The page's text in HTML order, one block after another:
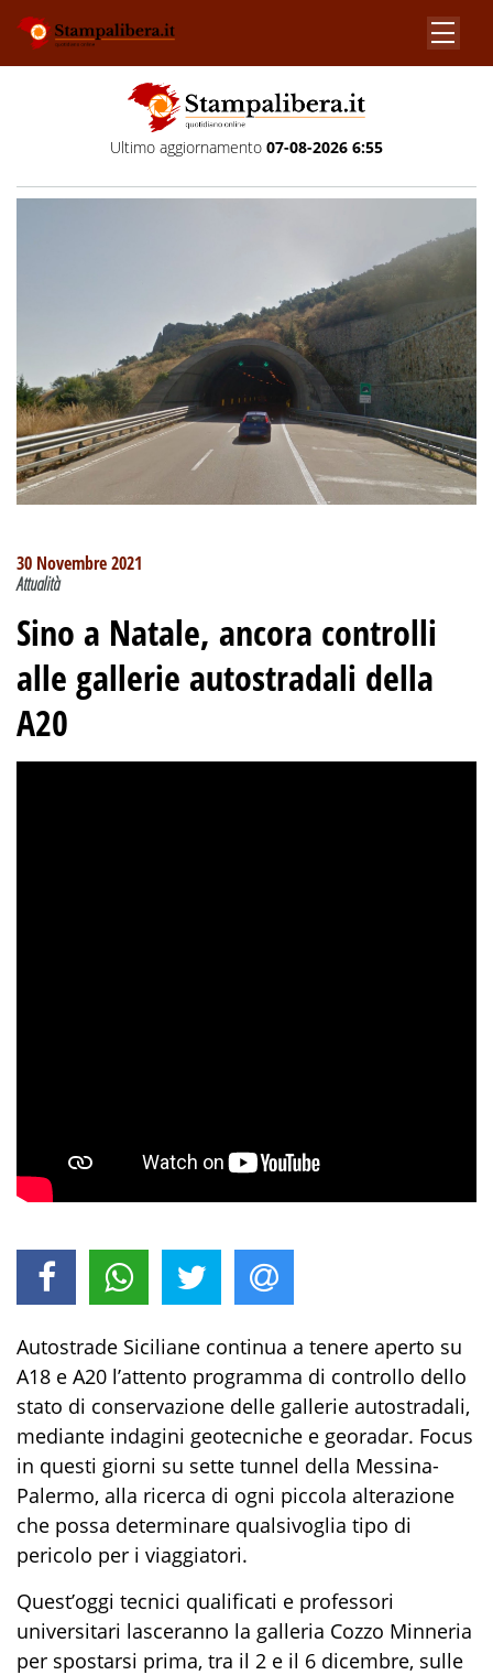
Ultimo aggiornamento 07-08-2026 6:55
30 Novembre 2021
Attualità
Sino a Natale, ancora controlli
alle gallerie autostradali della
A20
Autostrade Siciliane continua a tenere aperto su
A18 e A20 l’attento programma di controllo dello
stato di conservazione delle gallerie autostradali,
mediante indagini geotecniche e georadar. Focus
in questi giorni su sette tunnel della Messina-
Palermo, alla ricerca di ogni piccola alterazione
che possa determinare qualsivoglia tipo di
pericolo per i viaggiatori.
Quest’oggi tecnici qualificati e professori
universitari lasceranno la galleria Cozzo Minneria
per spostarsi prima, tra il 2 e il 6 dicembre, sulle